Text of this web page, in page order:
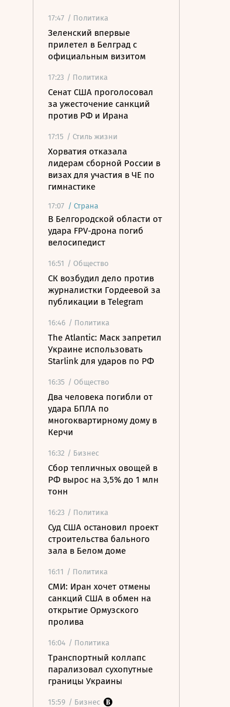
17:47 / Политика
Зеленский впервые
прилетел в Белград с
официальным визитом
17:23 / Политика
Сенат США проголосовал
за ужесточение санкций
против РФ и Ирана
17:15 / Стиль жизни
Хорватия отказала
лидерам сборной России в
визах для участия в ЧЕ по
гимнастике
17:07 / Страна
В Белгородской области от
удара FPV-дрона погиб
велосипедист
16:51 / Общество
СК возбудил дело против
журналистки Гордеевой за
публикации в Telegram
16:46 / Политика
The Atlantic: Маск запретил
Украине использовать
Starlink для ударов по РФ
16:35 / Общество
Два человека погибли от
удара БПЛА по
многоквартирному дому в
Керчи
16:32 / Бизнес
Сбор тепличных овощей в
РФ вырос на 3,5% до 1 млн
тонн
16:23 / Политика
Суд США остановил проект
строительства бального
зала в Белом доме
16:11 / Политика
СМИ: Иран хочет отмены
санкций США в обмен на
открытие Ормузского
пролива
16:04 / Политика
Транспортный коллапс
парализовал сухопутные
границы Украины
15:59 / Бизнес